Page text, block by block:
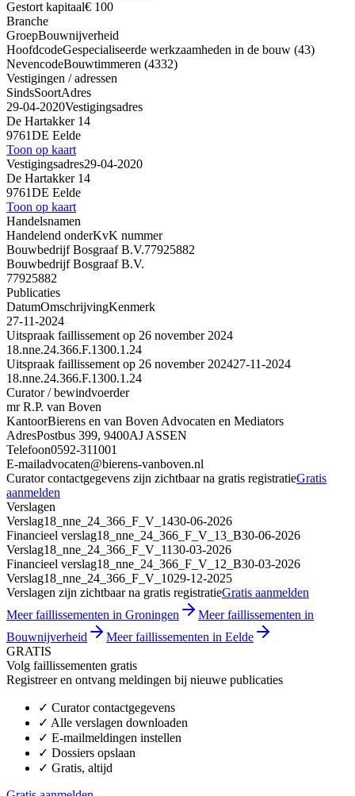
Gestort kapitaal€ 100
Branche
GroepBouwnijverheid
HoofdcodeGespecialiseerde werkzaamheden in de bouw (43)
NevencodeBouwtimmeren (4332)
Vestigingen / adressen
SindsSoortAdres
29-04-2020Vestigingsadres
De Hartakker 14
9761DE Eelde
Toon op kaart
Vestigingsadres29-04-2020
De Hartakker 14
9761DE Eelde
Toon op kaart
Handelsnamen
Handelend onderKvK nummer
Bouwbedrijf Bosgraaf B.V.77925882
Bouwbedrijf Bosgraaf B.V.
77925882
Publicaties
DatumOmschrijvingKenmerk
27-11-2024
Uitspraak faillissement op 26 november 2024
18.nne.24.366.F.1300.1.24
Uitspraak faillissement op 26 november 202427-11-2024
18.nne.24.366.F.1300.1.24
Curator / bewindvoerder
mr R.P. van Boven
KantoorBierens en van Boven Advocaten en Mediators
AdresPostbus 399, 9400AJ ASSEN
Telefoon0592-311001
E-mailadvocaten@bierens-vanboven.nl
Curator contactgegevens zijn zichtbaar na gratis registratieGratis
aanmelden
Verslagen
Verslag18_nne_24_366_F_V_1430-06-2026
Financieel verslag18_nne_24_366_F_V_13_B30-06-2026
Verslag18_nne_24_366_F_V_1130-03-2026
Financieel verslag18_nne_24_366_F_V_12_B30-03-2026
Verslag18_nne_24_366_F_V_1029-12-2025
Verslagen zijn zichtbaar na gratis registratieGratis aanmelden
Meer faillissementen in Groningen
Meer faillissementen in
Bouwnijverheid
Meer faillissementen in Eelde
GRATIS
Volg faillissementen gratis
Registreer en ontvang meldingen bij nieuwe publicaties
✓ Curator contactgegevens
✓ Alle verslagen downloaden
✓ E-mailmeldingen instellen
✓ Dossiers opslaan
✓ Gratis, altijd